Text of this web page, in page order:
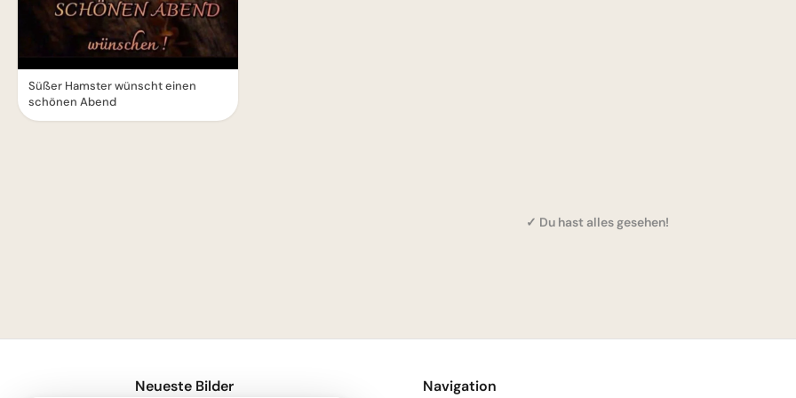
Süßer Hamster wünscht einen
schönen Abend
✓ Du hast alles gesehen!
Neueste Bilder Navigation